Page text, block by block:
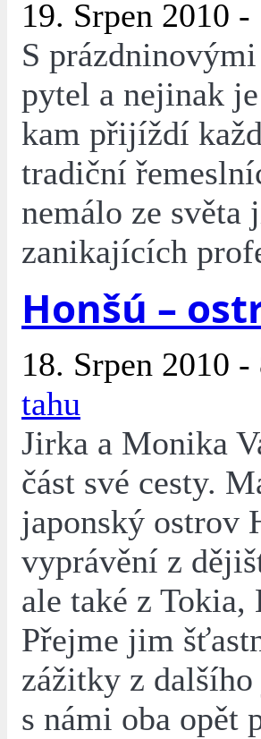
19. Srpen 2010
S
pytel a nejinak
kam přijíždí
tradiční
nemálo ze
zanikajících
Honšú –
18. Srpen 2010
tahu
Jirka a Monika
část své cesty.
japonský ostrov
vyprávění z
ale také z
Přejme jim
zážitky z dalšího
s námi oba opět